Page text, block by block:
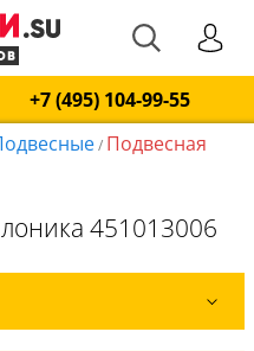
+7 (495) 104-99-55
/ Подвесная
451013006